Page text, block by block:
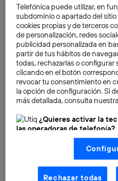
o el
Almudena
Almudena
La carta
Reyes
Almudena
Telefónica puede utilizar, en
subdominio o apartado del
cookies propias y de terceros
de personalización, redes
publicidad personalizada en
partir de tus hábitos de
todas, rechazarlas o
clicando en el botón
revocar tu consentimiento en
la opción de configuración. Si
más detallada, consulta nuestra
¿Quieres activar la
las operadoras de telefonía?
Nosotros, Telefónica S.A.,
realizar nuestras acciones de
(como se describe en este
basadas en tu navegación en
aquí(solo cuando
Rechazar todas